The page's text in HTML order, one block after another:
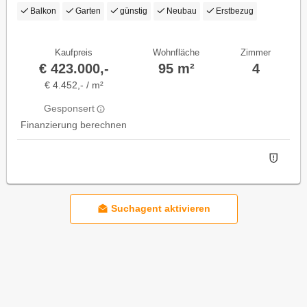
traumhafter Lage
Balkon Garten günstig Neubau Erstbezug
Kaufpreis
€ 423.000,-
€ 4.452,- / m²
Gesponsert
Finanzierung berechnen
Wohnfläche
95 m²
Zimmer
4
Suchagent aktivieren